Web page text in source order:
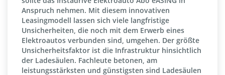
Anspruch nehmen. Mit diesem innovativen
Leasingmodell lassen sich viele langfristige
Unsicherheiten, die noch mit dem Erwerb eines
Elektroautos verbunden sind, umgehen. Der größte
Unsicherheitsfaktor ist die Infrastruktur hinsichtlich
der Ladesäulen. Fachleute betonen, am
leistungsstärksten und günstigsten sind Ladesäulen